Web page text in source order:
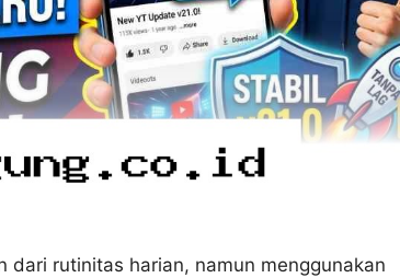
dari rutinitas harian, namun menggunakan